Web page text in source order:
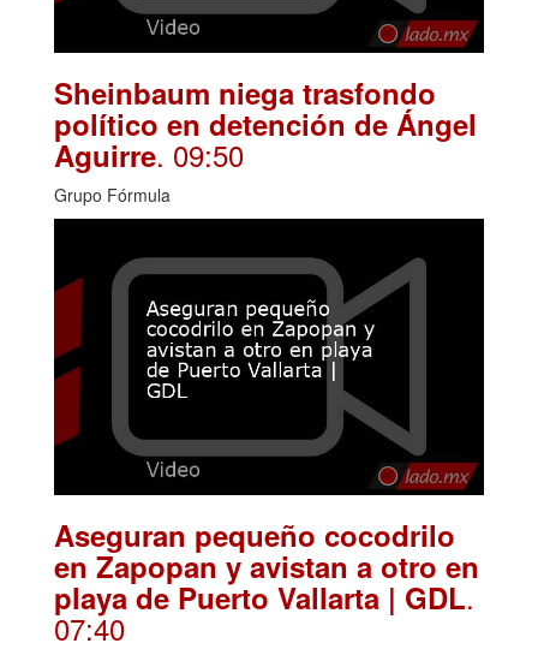
Sheinbaum niega trasfondo
político en detención de Ángel
Aguirre. 09:50
Grupo Fórmula
Aseguran pequeño cocodrilo
en Zapopan y avistan a otro en
playa de Puerto Vallarta | GDL.
07:40